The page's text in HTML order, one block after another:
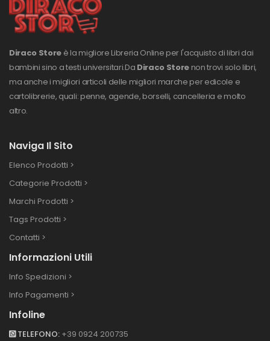
Diraco Store è la migliore Libreria Online per l'acquisto di libri dai
bambini sino a testi universitari.Da Diraco Store non trovi solo libri,
ma anche i migliori articoli delle migliori marche per edicole e
cartolibrerie, quali: penne, agende, borselli, cancelleria e molto
altro.
Naviga Il Sito
Elenco Prodotti >
Categorie Prodotti >
Marchi Prodotti >
Tags Prodotti >
Contatti >
Informazioni Utili
Info Spedizioni >
Info Pagamenti >
Infoline
TELEFONO: +39 0924 200735